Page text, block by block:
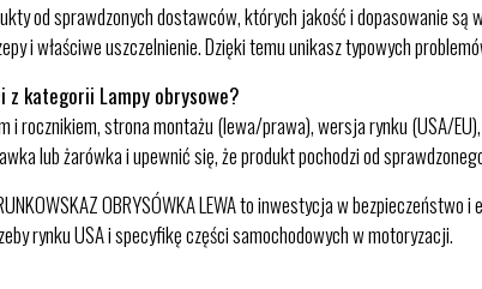
od sprawdzonych dostawców, których jakość i dopasowanie
i właściwe uszczelnienie. Dzięki temu unikasz typowych
z kategorii Lampy obrysowe?
i rocznikiem, strona montażu (lewa/prawa), wersja rynku (USA/
lub żarówka i upewnić się, że produkt pochodzi od
OBRYSÓWKA LEWA to inwestycja w
rynku USA i specyfikę części samochodowych w motoryzacji.